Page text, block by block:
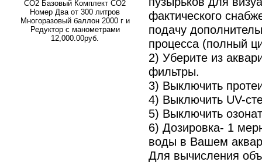
СО2 Базовый Комплект СО2
Номер Два от 300 литров
Многоразовый баллон 2000 г и
Редуктор с манометрами
12,000.00руб.
фактического
подачу
процесса (полный
2) Уберите из
фильтры.
3) Выключить
4) Выключить UV-
5) Выключить
6) Дозировка- 1
воды в Вашем
Для вычисления